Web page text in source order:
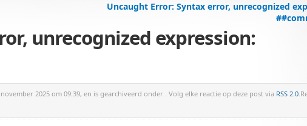
Uncaught Error: Syntax error, unrecognized
unrecognized expression:
2025 om 09:39, en is gearchiveerd onder . Volg elke reactie op deze post via RSS 2.0